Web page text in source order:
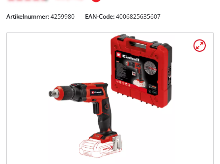
Artikelnummer: 4259980 EAN-Code:4006825635607